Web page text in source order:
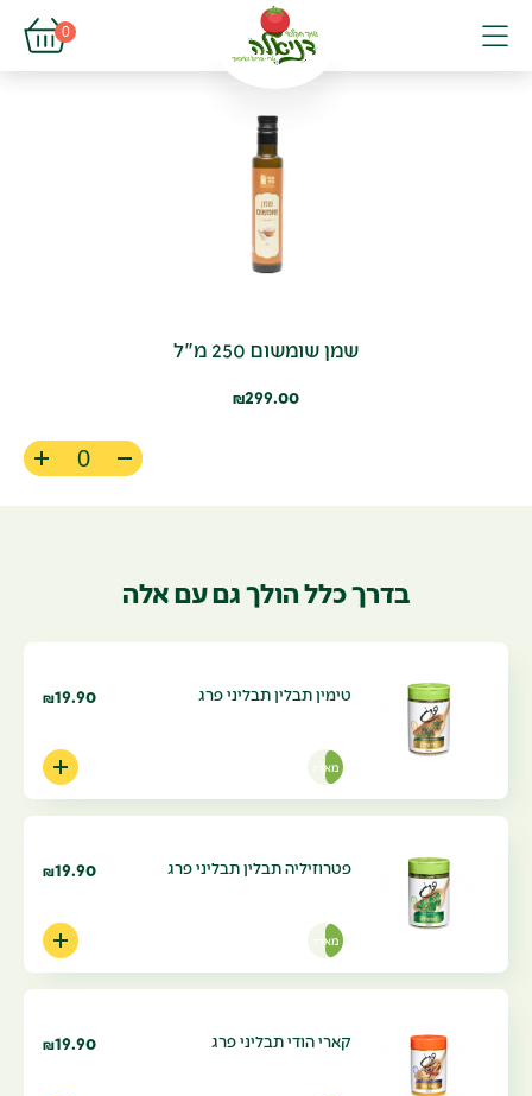
0
פתיחת
פתיחת
שמן שומשום 250 מ"ל
₪299.00
בדרך כלל הולך גם עם אלה
טימין תבלין תבליני פרג ₪19.90
מארז
פטרוזיליה תבלין תבליני פרג ₪19.90
מארז
קארי הודי תבליני פרג ₪19.90